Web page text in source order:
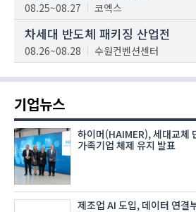
08.25~08.27 코엑스
차세대 반도체 패키징 산업전
08.26~08.28 수원컨벤션센터
기업뉴스
하이머(HAIMER), 세대교
가족기업 체제 유지 발표
제조업 AI 도입, 데이터 연